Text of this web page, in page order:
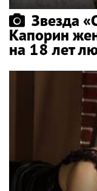
Звезда
Капорин
на 18 лет